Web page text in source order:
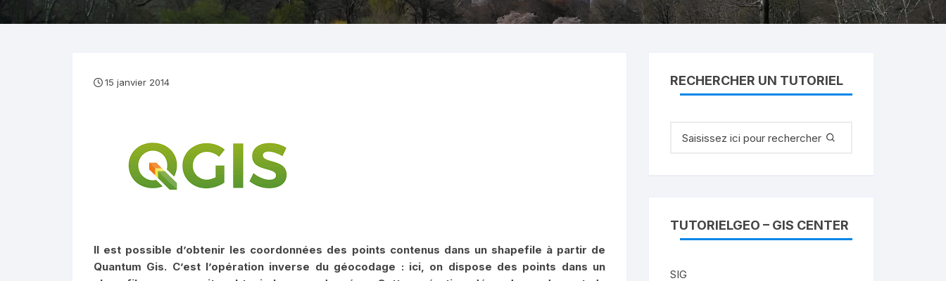
15 janvier 2014
Il est possible d’obtenir les coordonnées des points contenus dans un shapefile à partir de
Quantum Gis. C’est l’opération inverse du géocodage : ici, on dispose des points dans un
RECHERCHER UN TUTORIEL
pour
TUTORIELGEO – GIS CENTER
SIG